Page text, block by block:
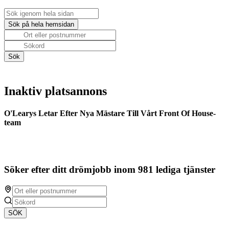
Inaktiv platsannons
O'Learys Letar Efter Nya Mästare Till Vårt Front Of House-
team
Söker efter ditt drömjobb inom 981 lediga tjänster
SÖK